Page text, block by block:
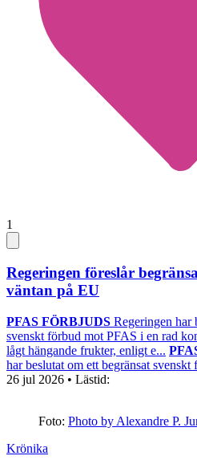
1
Regeringen föreslår
väntan på EU
PFAS FÖRBJUDS Regeringen har
svenskt förbud mot PFAS i en rad
lågt hängande frukter, enligt e...
har beslutat om ett begränsat
26 jul 2026 • Lästid:
Foto: Photo by Alexandre P.
Krönika